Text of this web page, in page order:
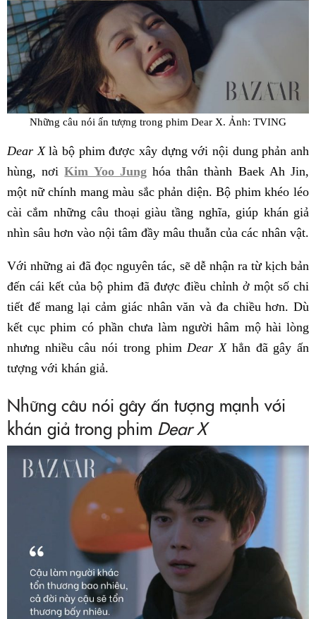
Những câu nói ấn tượng trong phim Dear X. Ảnh: TVING
Dear Xlà bộ phim được xây dựng với nội dung phản anh
hùng, nơiKim Yoo Junghóa thân thành Baek Ah Jin,
một nữ chính mang màu sắc phản diện. Bộ phim khéo léo
cài cắm những câu thoại giàu tầng nghĩa, giúp khán giả
nhìn sâu hơn vào nội tâm đầy mâu thuẫn của các nhân vật.
Với những ai đã đọc nguyên tác, sẽ dễ nhận ra từ kịch bản
đến cái kết của bộ phim đã được điều chỉnh ở một số chi
tiết để mang lại cảm giác nhân văn và đa chiều hơn. Dù
kết cục phim có phần chưa làm người hâm mộ hài lòng
nhưng nhiều câu nói trong phimDear Xhẳn đã gây ấn
tượng với khán giả.
Những câu nói gây ấn tượng mạnh với
khán giả trong phim Dear X